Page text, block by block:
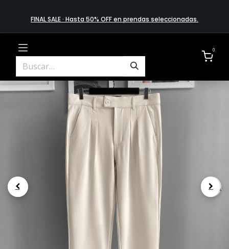
FINAL SALE · Hasta 50% OFF en prendas​ selecciona​das.
0
.